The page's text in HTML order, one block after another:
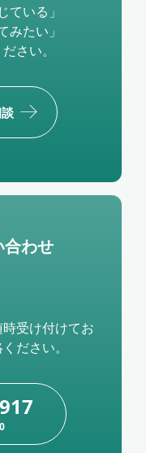
ている」
みたい」
さい。
合わせ
受け付けてお
ださい。